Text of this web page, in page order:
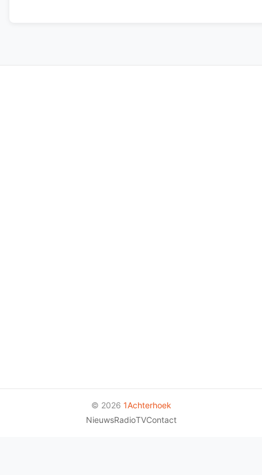
© 2026 1Achterhoek
NieuwsRadioTVContact